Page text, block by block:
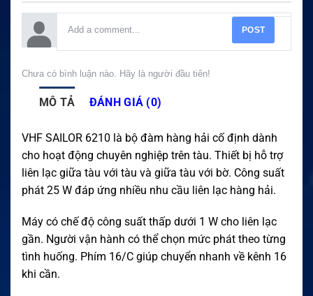
POST
Chưa có bình luận nào. Hãy là người đầu tiên!
MÔ TẢ ĐÁNH GIÁ (0)
VHF SAILOR 6210 là bộ đàm hàng hải cố định dành
cho hoạt động chuyên nghiệp trên tàu. Thiết bị hỗ trợ
liên lạc giữa tàu với tàu và giữa tàu với bờ. Công suất
phát 25 W đáp ứng nhiều nhu cầu liên lạc hàng hải.
Máy có chế độ công suất thấp dưới 1 W cho liên lạc
gần. Người vận hành có thể chọn mức phát theo từng
tình huống. Phím 16/C giúp chuyển nhanh về kênh 16
khi cần.